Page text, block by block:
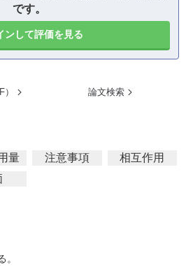
です。
ンして評価を見る
論文検索
量 注意事項
相互作用
。